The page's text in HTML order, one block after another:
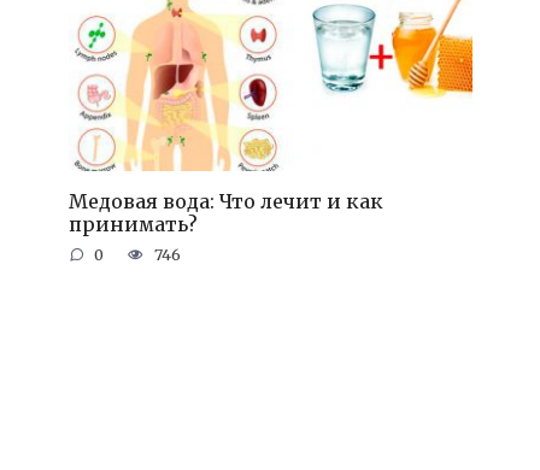
Медовая вода: Что лечит и как
принимать?
0 746